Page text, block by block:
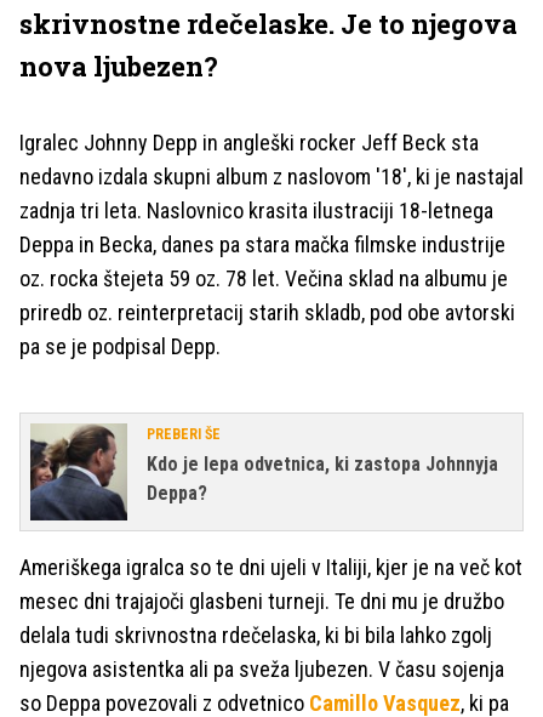
skrivnostne rdečelaske. Je to njegova
nova ljubezen?
Igralec Johnny Depp in angleški rocker Jeff Beck sta
nedavno izdala skupni album z naslovom '18', ki je nastajal
zadnja tri leta. Naslovnico krasita ilustraciji 18-letnega
Deppa in Becka, danes pa stara mačka filmske industrije
oz. rocka štejeta 59 oz. 78 let. Večina sklad na albumu je
priredb oz. reinterpretacij starih skladb, pod obe avtorski
pa se je podpisal Depp.
PREBERI ŠE
Kdo je lepa odvetnica, ki zastopa Johnnyja
Deppa?
Ameriškega igralca so te dni ujeli v Italiji, kjer je na več kot
mesec dni trajajoči glasbeni turneji. Te dni mu je družbo
delala tudi skrivnostna rdečelaska, ki bi bila lahko zgolj
njegova asistentka ali pa sveža ljubezen. V času sojenja
so Deppa povezovali z odvetnico Camillo Vasquez, ki pa